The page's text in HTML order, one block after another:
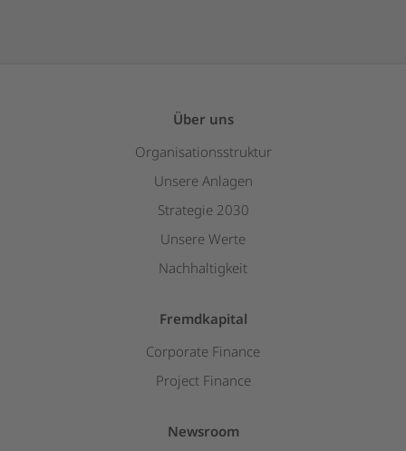
Über uns
Organisationsstruktur
Unsere Anlagen
Strategie 2030
Unsere Werte
Nachhaltigkeit
Fremdkapital
Corporate Finance
Project Finance
Newsroom